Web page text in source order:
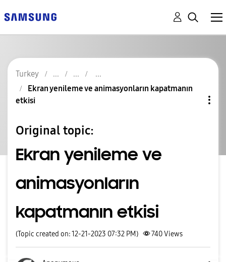
Turkey
Ekran yenileme ve animasyonların kapatmanın
etkisi
Original topic:
Ekran yenileme ve
animasyonların
kapatmanın etkisi
(Topic created on: 12-21-2023 07:32 PM) 740Views